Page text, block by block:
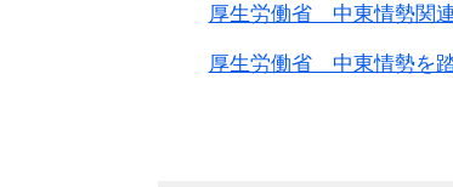
厚生労働省 中東情勢関
厚生労働省 中東情勢を